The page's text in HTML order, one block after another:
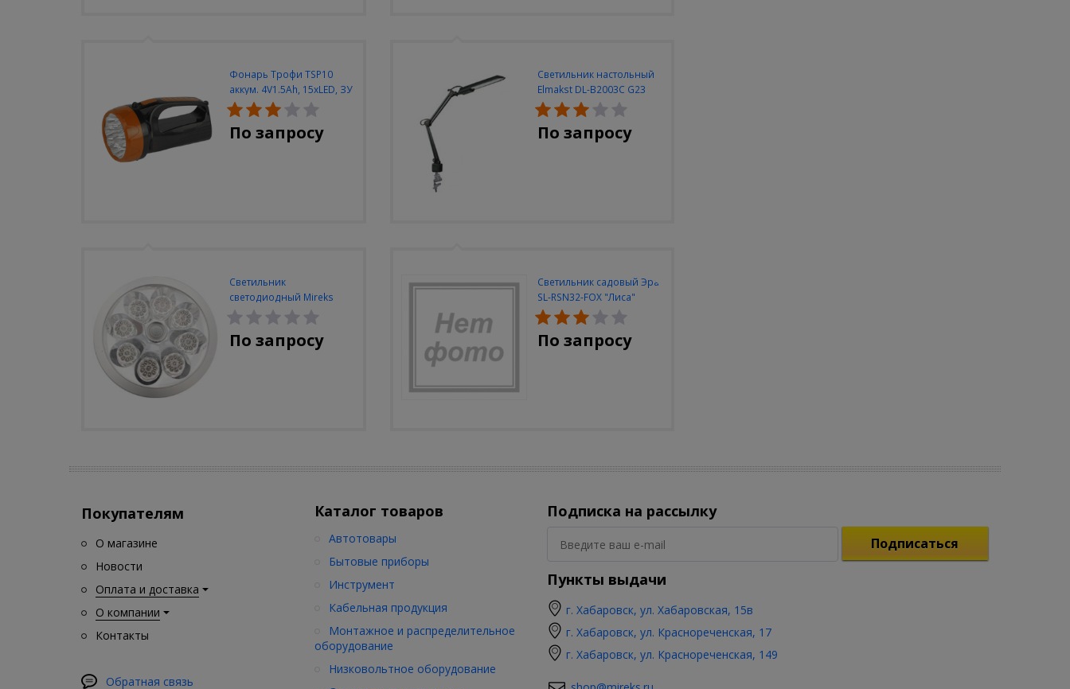
Фонарь Трофи TSP10
аккум. 4V1.5Ah, 15xLED, ЗУ
вилка 220V
По запросу
Светильник настольный
Elmakst DL-B2003C G23
черный струбцина
По запросу
Светильник
светодиодный Mireks
С-310-80-S (5W/4000-
5000K/500lm/датчик
движения)
По запросу
Светильник садовый Эра
SL-RSN32-FOX "Лиса"
солн.бат, полистоун,
цветной, 32 см
По запросу
Покупателям
О магазине
Новости
Оплата и доставка
О компании
Контакты
Обратная связь
Каталог товаров
Автотовары
Бытовые приборы
Инструмент
Кабельная продукция
Монтажное и распределительное
оборудование
Низковольтное оборудование
Подписка на рассылку
Подписаться
Пункты выдачи
г. Хабаровск, ул. Хабаровская, 15в
г. Хабаровск, ул. Краснореченская, 17
г. Хабаровск, ул. Краснореченская, 149